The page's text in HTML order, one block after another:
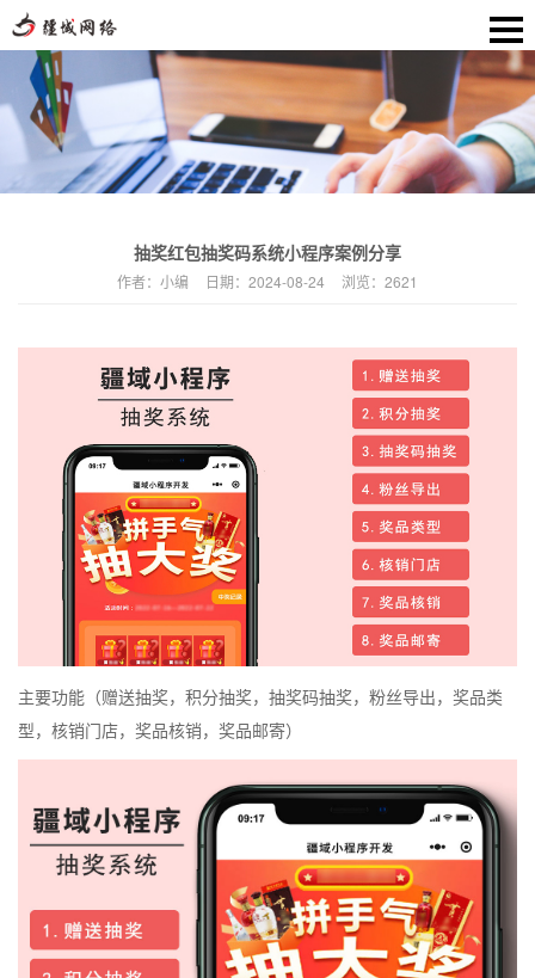
抽奖红包抽奖码系统小程序案例分享
作者： 小编 日期： 2024-08-24 浏览： 2621
主要功能（赠送抽奖， 积分抽奖， 抽奖码抽奖， 粉丝导出， 奖品类
型，核销门店，奖品核销，奖品邮寄）